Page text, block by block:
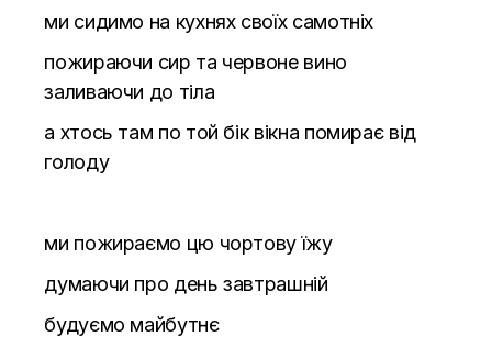
ми сидимо на кухнях своїх самотніх
пожираючи сир та червоне вино
заливаючи до тіла
а хтось там по той бік вікна помирає від
голоду
ми пожираємо цю чортову їжу
думаючи про день завтрашній
будуємо майбутнє